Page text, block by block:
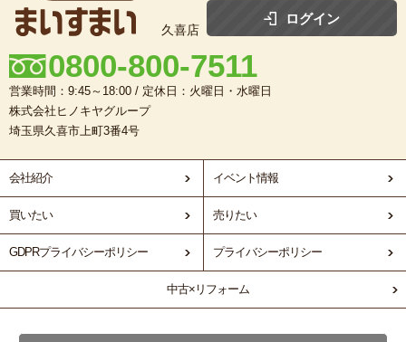
久喜店
ログイン
0800-800-7511
営業時間：9:45～18:00 / 定休日：火曜日・水曜日
株式会社ヒノキヤグループ
埼玉県久喜市上町3番4号
会社紹介 イベント情報
買いたい 売りたい
GDPRプライバシーポリシー プライバシーポリシー
中古×リフォーム